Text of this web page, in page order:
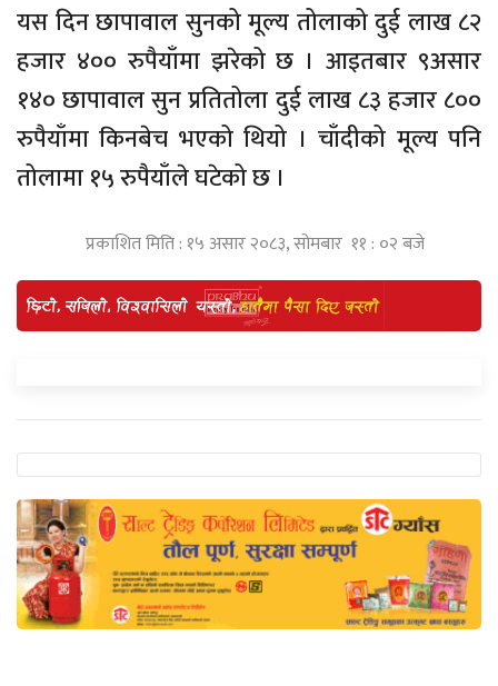
यस दिन छापावाल सुनको मूल्य तोलाको दुई लाख ८२
हजार ४०० रुपैयाँमा झरेको छ । आइतबार ९असार
१४० छापावाल सुन प्रतितोला दुई लाख ८३ हजार ८००
रुपैयाँमा किनबेच भएको थियो । चाँदीको मूल्य पनि
तोलामा १५ रुपैयाँले घटेको छ ।
प्रकाशित मिति : १५ असार २०८३, सोमबार ११ : ०२ बजे